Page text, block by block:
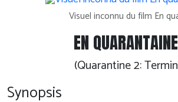
Visuel inconnu du film En
EN
(Quarantine 2:
Synopsis